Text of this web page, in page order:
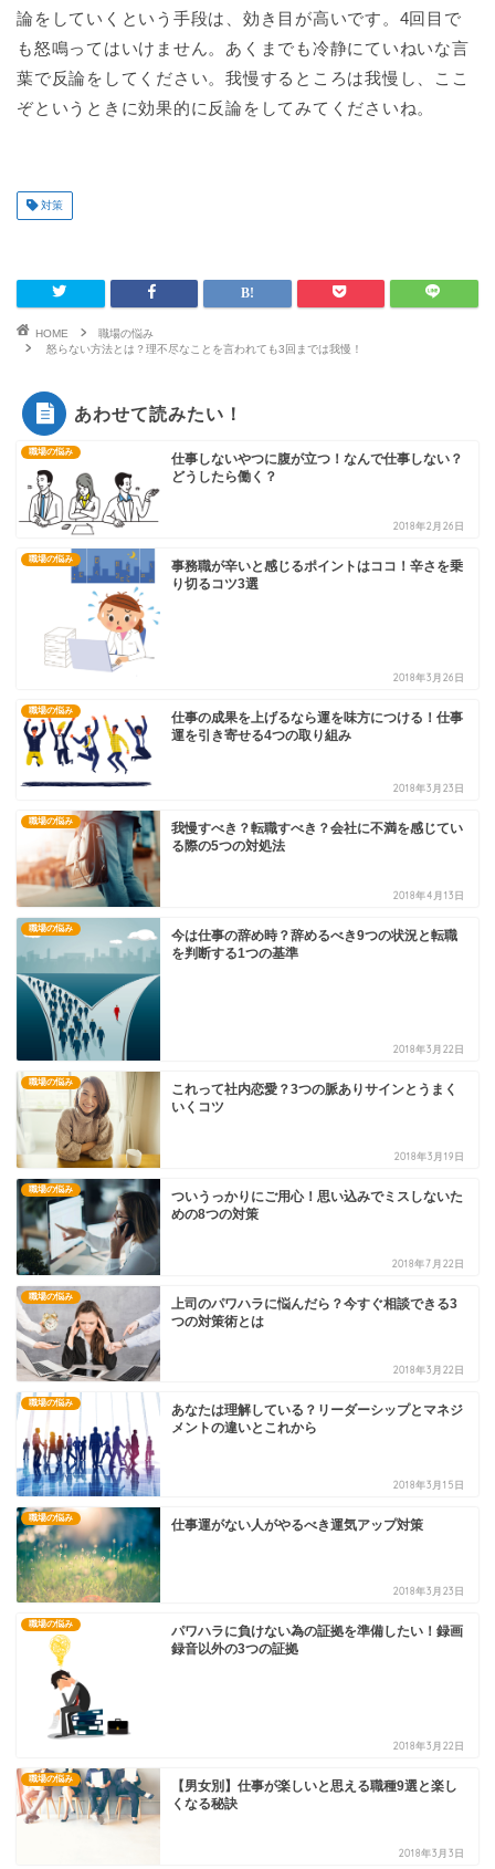
論をしていくという手段は、効き目が高いです。4回目で
も怒鳴ってはいけません。あくまでも冷静にていねいな言
葉で反論をしてください。我慢するところは我慢し、ここ
ぞというときに効果的に反論をしてみてくださいね。
対策
HOME
職場の悩み
怒らない方法とは？理不尽なことを言われても3回までは我慢！
あわせて読みたい！
職場の悩み
仕事しないやつに腹が立つ！なんで仕事しない？
どうしたら働く？
2018年2月26日
職場の悩み
事務職が辛いと感じるポイントはココ！辛さを乗
り切るコツ3選
2018年3月26日
職場の悩み
仕事の成果を上げるなら運を味方につける！仕事
運を引き寄せる4つの取り組み
2018年3月23日
職場の悩み
我慢すべき？転職すべき？会社に不満を感じてい
る際の5つの対処法
2018年4月13日
職場の悩み
今は仕事の辞め時？辞めるべき9つの状況と転職
を判断する1つの基準
2018年3月22日
職場の悩み
これって社内恋愛？3つの脈ありサインとうまく
いくコツ
2018年3月19日
職場の悩み
ついうっかりにご用心！思い込みでミスしないた
めの8つの対策
2018年7月22日
職場の悩み
上司のパワハラに悩んだら？今すぐ相談できる3
つの対策術とは
2018年3月22日
職場の悩み
あなたは理解している？リーダーシップとマネジ
メントの違いとこれから
2018年3月15日
職場の悩み 仕事運がない人がやるべき運気アップ対策
2018年3月23日
職場の悩み
パワハラに負けない為の証拠を準備したい！録画
録音以外の3つの証拠
2018年3月22日
職場の悩み
【男女別】仕事が楽しいと思える職種9選と楽し
くなる秘訣
2018年3月3日